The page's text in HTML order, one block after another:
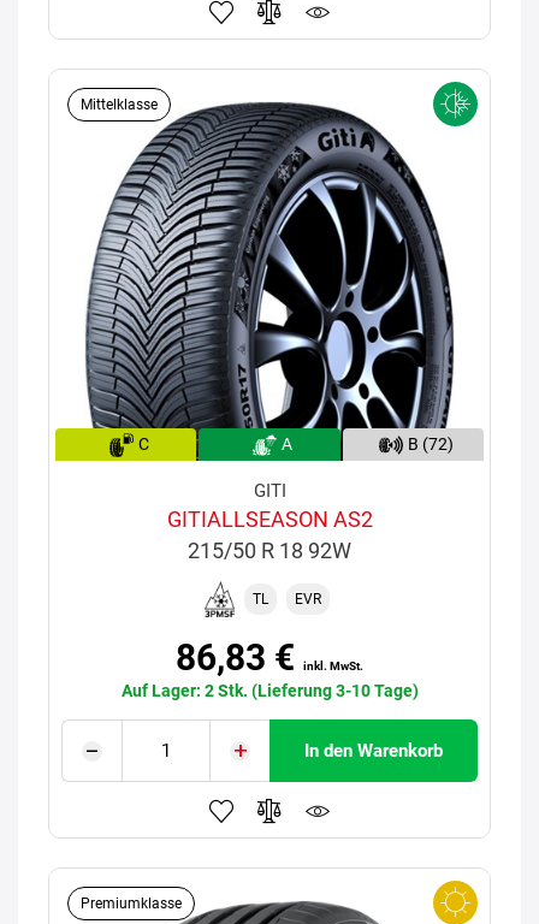
Mittelklasse
C A B (72)
GITI
GITIALLSEASON AS2
215/50 R 18 92W
TL EVR
86,83 € inkl. MwSt.
Auf Lager: 2 Stk. (Lieferung 3-10 Tage)
In den Warenkorb
Premiumklasse